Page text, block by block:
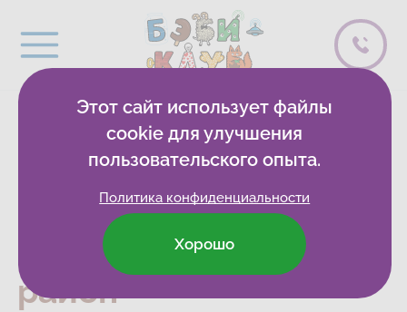
Детские
развивающие клубы
и центры в Самаре,
Красноглинский
район
Этот сайт использует файлы
cookie для улучшения
пользовательского опыта.
Политика конфиденциальности
Хорошо